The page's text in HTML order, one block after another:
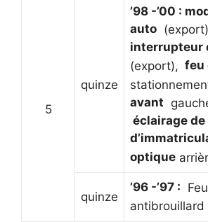
5
quinze
’98 -’00 :
auto
interrupteur
(export), feu
avant
éclairage
optique
quinze
’96 -’97 :